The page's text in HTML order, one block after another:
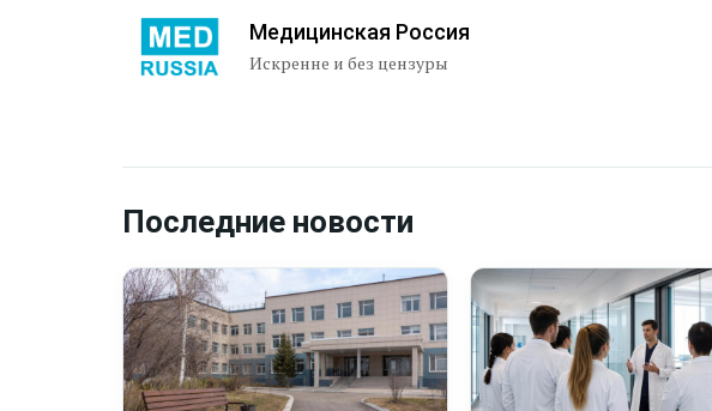
Медицинская Россия
Искренне и без цензуры
Последние новости